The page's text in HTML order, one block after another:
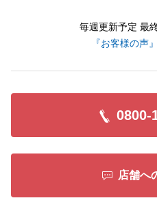
毎週更新予定 最
『お客様の声
0800-
店舗へ